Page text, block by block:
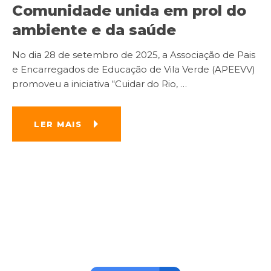
Comunidade unida em prol do
ambiente e da saúde
No dia 28 de setembro de 2025, a Associação de Pais
e Encarregados de Educação de Vila Verde (APEEVV)
promoveu a iniciativa “Cuidar do Rio, …
LER MAIS